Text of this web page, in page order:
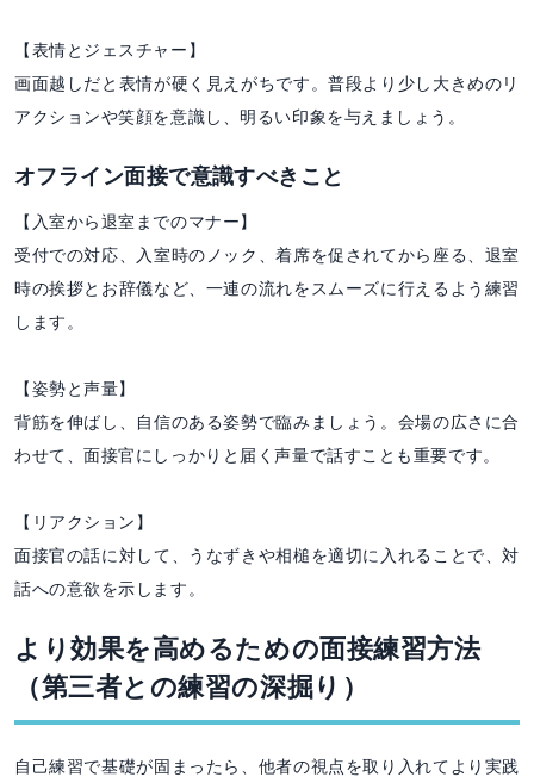
【表情とジェスチャー】
画面越しだと表情が硬く見えがちです。普段より少し大きめのリ
アクションや笑顔を意識し、明るい印象を与えましょう。
オフライン面接で意識すべきこと
【入室から退室までのマナー】
受付での対応、入室時のノック、着席を促されてから座る、退室
時の挨拶とお辞儀など、一連の流れをスムーズに行えるよう練習
します。
【姿勢と声量】
背筋を伸ばし、自信のある姿勢で臨みましょう。会場の広さに合
わせて、面接官にしっかりと届く声量で話すことも重要です。
【リアクション】
面接官の話に対して、うなずきや相槌を適切に入れることで、対
話への意欲を示します。
より効果を高めるための面接練習方法
（第三者との練習の深掘り）
自己練習で基礎が固まったら、他者の視点を取り入れてより実践